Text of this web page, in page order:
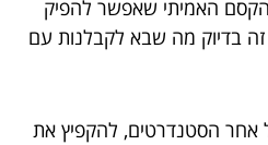
האמיתי שאפשר להפיק
בדיוק מה שבא לקבלנות עם
הסטנדרטים, להקפיץ את